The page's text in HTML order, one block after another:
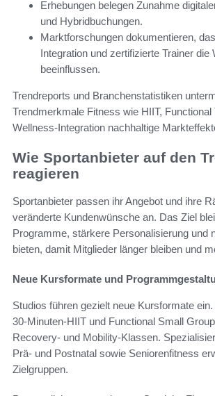
Erhebungen belegen Zunahme
und Hybridbuchungen.
Marktforschungen dokumentieren,
Integration und zertifizierte Trainer die
beeinflussen.
Trendreports und Branchenstatistiken
Trendmerkmale Fitness wie HIIT, Functional
Wellness-Integration nachhaltige
Wie Sportanbieter auf den
reagieren
Sportanbieter passen ihr Angebot und ihre
veränderte Kundenwünsche an. Das Ziel
Programme, stärkere Personalisierung und
bieten, damit Mitglieder länger bleiben und
Neue Kursformate und
Studios führen gezielt neue Kursformate
30-Minuten-HIIT und Functional Small
Recovery- und Mobility-Klassen.
Prä- und Postnatal sowie Seniorenfitness
Zielgruppen.